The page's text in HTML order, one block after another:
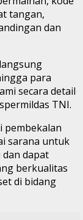
tangan,
dan
para
secara detail
TNI.
pembekalan
sarana untuk
dapat
berkualitas
di bidang